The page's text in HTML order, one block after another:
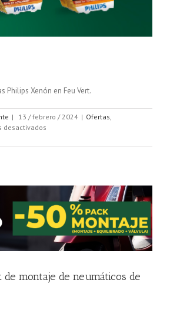
Philips Xenón en Feu Vert.
| 13 / febrero / 2024 | Ofertas,
desactivados
¡gratis!
montaje de neumáticos de